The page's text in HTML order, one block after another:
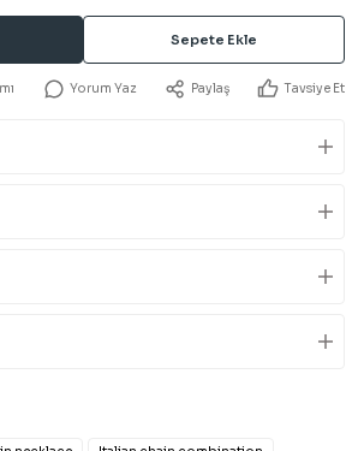
Sepete Ekle
Yorum Yaz Paylaş Tavsiye Et